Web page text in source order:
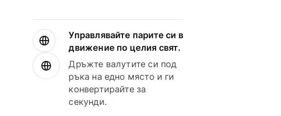
Управлявайте парите си в
движение по целия свят.
Дръжте валутите си под
ръка на едно място и ги
конвертирайте за
секунди.